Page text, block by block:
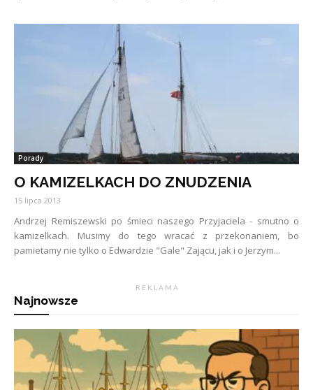
Porady
O KAMIZELKACH DO ZNUDZENIA
15 lipca 2013
Andrzej Remiszewski po śmieci naszego Przyjaciela - smutno o
kamizelkach. Musimy do tego wracać z przekonaniem, bo
pamietamy nie tylko o Edwardzie "Gale" Zającu, jak i o Jerzym...
R E K L A M A
Najnowsze